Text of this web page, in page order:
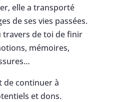
elle a transporté
de ses vies passées.
travers de toi de finir
mémoires,
de continuer à
et dons.